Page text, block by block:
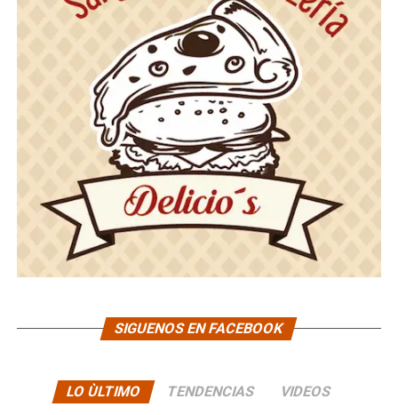
SIGUENOS EN FACEBOOK
LO ÙLTIMO TENDENCIAS VIDEOS